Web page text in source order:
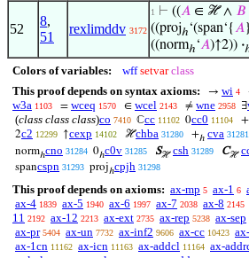
52
8,
51
rexlimddv 3172
1 ⊢ ((𝐴 ∈ ℋ ∧ 𝐵
((projℎ ‘(span‘{𝐴
((normℎ ‘𝐴)↑2)) ·
Colors of variables: wff setvar class
This proof depends on syntax axioms:
→ wi 4
w3a 1103 = wceq 1570 ∈ wcel 2143 ≠ wne 2958 ∃
(class class class)co 7410 ℂcc 11102 0cc0 11104 +
2c2 12299 ↑cexp 14102 ℋchba 31280 +ℎ cva 31281
normℎcno 31284 0ℎc0v 31285 Sℋ csh 31289 Cℋ
spancspn 31293 projℎcpjh 31298
This proof depends on axioms: ax-mp 5 ax-1 6
ax-4 1839 ax-5 1940 ax-6 1997 ax-7 2038 ax-8 2145
11 2192 ax-12 2213 ax-ext 2735 ax-rep 5238 ax-sep
ax-pr 5404 ax-un 7732 ax-inf2 9606 ax-cc 10423
ax-1cn 11162 ax-icn 11163 ax-addcl 11164 ax-